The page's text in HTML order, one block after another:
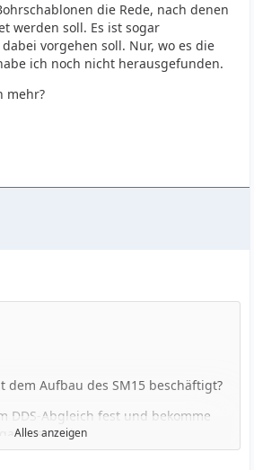
die Rede, nach denen
werden soll. Es ist sogar
vorgehen soll. Nur, wo es die
ich noch nicht herausgefunden.
mehr?
dem Aufbau des SM15 beschäftigt?
DDS-Abgleich fest und bekomme
Alles anzeigen